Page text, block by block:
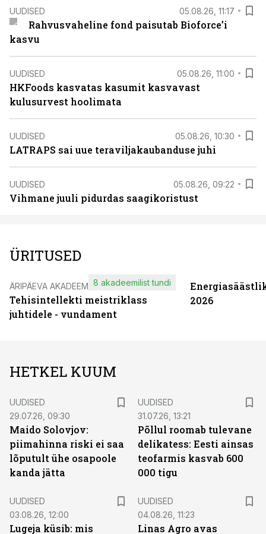
UUDISED 05.08.26, 11:17
Rahvusvaheline fond paisutab Bioforce’i
kasvu
UUDISED 05.08.26, 11:00
HKFoods kasvatas kasumit kasvavast
kulusurvest hoolimata
UUDISED 05.08.26, 10:30
LATRAPS sai uue teraviljakaubanduse juhi
UUDISED 05.08.26, 09:22
Vihmane juuli pidurdas saagikoristust
ÜRITUSED
ÄRIPÄEVA AKADEEMIA
Tehisintellekti meistriklass
juhtidele - vundament
8 akadeemilist tundi
2026
HETKEL KUUM
UUDISED
29.07.26, 09:30
Maido Solovjov:
piimahinna riski ei saa
lõputult ühe osapoole
kanda jätta
UUDISED
31.07.26, 13:21
Põllul roomab tulevane
delikatess: Eesti ainsas
teofarmis kasvab 600
000 tigu
UUDISED
03.08.26, 12:00
Lugeja küsib: mis
UUDISED
04.08.26, 11:23
Linas Agro avas